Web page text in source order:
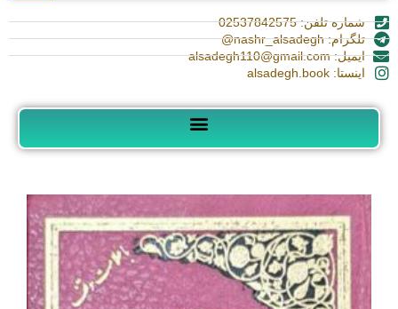
شماره تلفن: 02537842575
تلگرام: nashr_alsadegh@
ایمیل: alsadegh110@gmail.com
اینستا: alsadegh.book